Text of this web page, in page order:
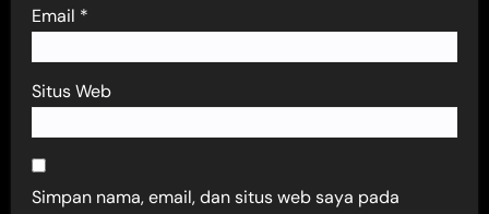
Email *
Situs Web
Simpan nama, email, dan situs web saya pada